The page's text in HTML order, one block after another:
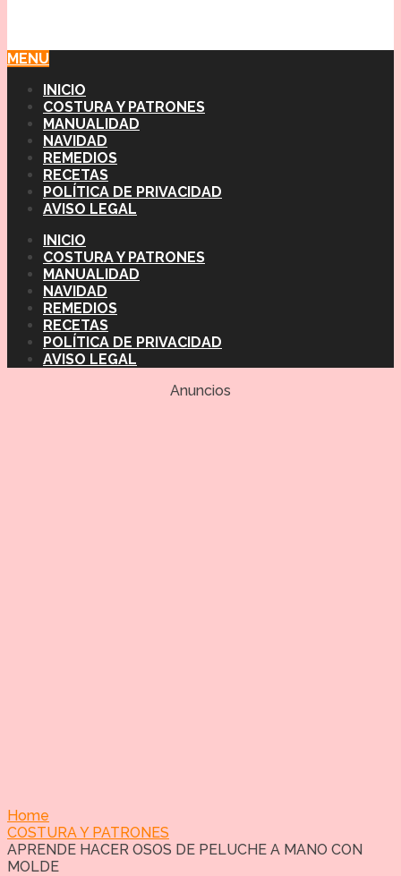
MENU
INICIO
COSTURA Y PATRONES
MANUALIDAD
NAVIDAD
REMEDIOS
RECETAS
POLÍTICA DE PRIVACIDAD
AVISO LEGAL
INICIO
COSTURA Y PATRONES
MANUALIDAD
NAVIDAD
REMEDIOS
RECETAS
POLÍTICA DE PRIVACIDAD
AVISO LEGAL
Anuncios
Home
COSTURA Y PATRONES
APRENDE HACER OSOS DE PELUCHE A MANO CON
MOLDE